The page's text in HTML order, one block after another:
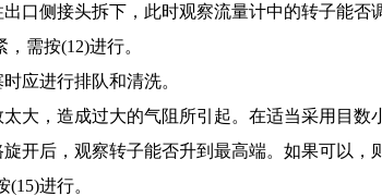
侧接头拆下，此时观察流量计中的转子能否
需按(12)进行。
应进行排队和清洗。
，造成过大的气阻所引起。在适当采用目数
后，观察转子能否升到最高端。如果可以，
进行。